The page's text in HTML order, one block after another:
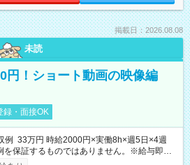
掲載日：2026.08.08
未読
円！ショート動画の映像編
録・面接OK
33万円 時給2000円×実働8h×週5日×4週
保証するものではありません。※給与即受
（利用条件有）